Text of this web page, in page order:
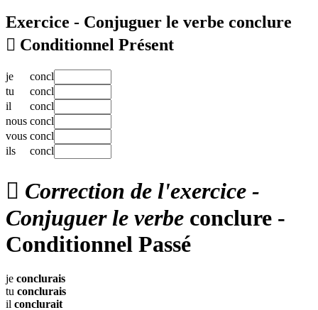
Exercice - Conjuguer le verbe conclure
 Conditionnel Présent
je
concl
tu
concl
il
concl
nous concl
vous concl
ils
concl
 Correction de l'exercice -
Conjuguer le verbe conclure -
Conditionnel Passé
je conclurais
tu conclurais
il conclurait